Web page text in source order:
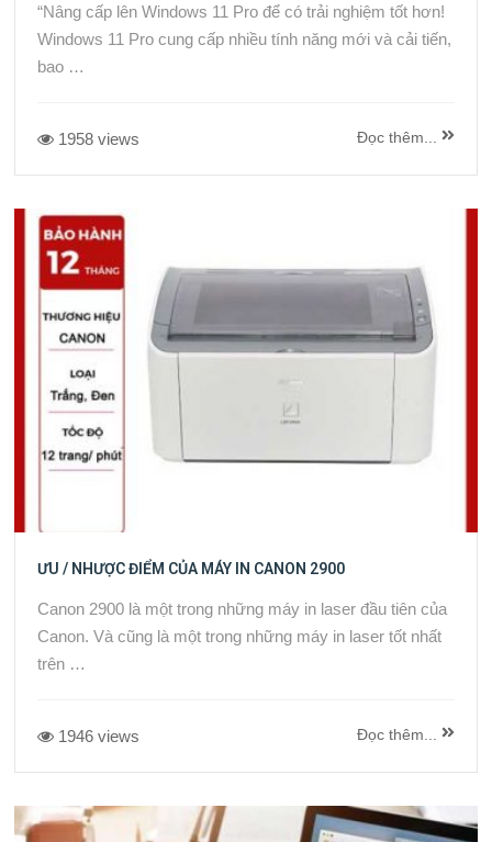
“Nâng cấp lên Windows 11 Pro để có trải nghiệm tốt hơn!
Windows 11 Pro cung cấp nhiều tính năng mới và cải tiến,
bao …
1958 views Đọc thêm...
ƯU / NHƯỢC ĐIỂM CỦA MÁY IN CANON 2900
Canon 2900 là một trong những máy in laser đầu tiên của
Canon. Và cũng là một trong những máy in laser tốt nhất
trên …
1946 views Đọc thêm...